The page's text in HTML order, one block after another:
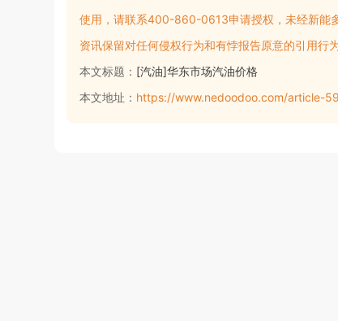
使用，请联系400-860-0613申请授权，未经新能
资讯保留对任何侵权行为和有悖报告原意的引用行
本文标题： [汽油]华东市场汽油价格
本文地址： https://www.nedoodoo.com/article-